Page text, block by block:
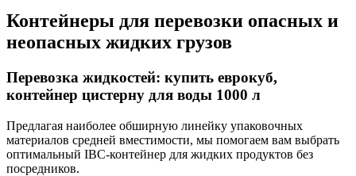
Контейнеры для перевозки опасных и
неопасных жидких грузов
Перевозка жидкостей: купить еврокуб,
контейнер цистерну для воды 1000 л
Предлагая наиболее обширную линейку упаковочных
материалов средней вместимости, мы помогаем вам выбрать
оптимальный IBC-контейнер для жидких продуктов без
посредников.